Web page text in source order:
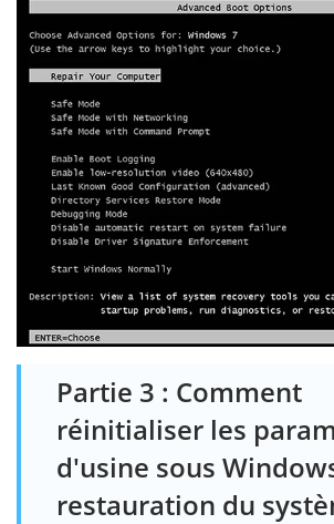
Partie 3 : Comment
réinitialiser les
d'usine sous
restauration du